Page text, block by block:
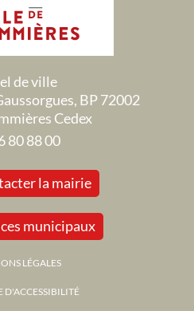
de ville
BP 72002
Cedex
80 88 00
la mairie
municipaux
LÉGALES
D'ACCESSIBILITÉ